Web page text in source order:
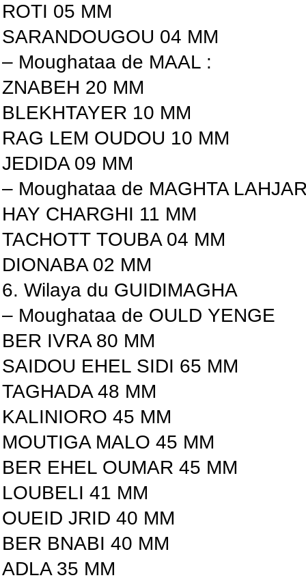
ROTI 05 MM
SARANDOUGOU 04 MM
– Moughataa de MAAL :
ZNABEH 20 MM
BLEKHTAYER 10 MM
RAG LEM OUDOU 10 MM
JEDIDA 09 MM
– Moughataa de MAGHTA
HAY CHARGHI 11 MM
TACHOTT TOUBA 04 MM
DIONABA 02 MM
6. Wilaya du GUIDIMAGHA
– Moughataa de OULD YENGE
BER IVRA 80 MM
SAIDOU EHEL SIDI 65 MM
TAGHADA 48 MM
KALINIORO 45 MM
MOUTIGA MALO 45 MM
BER EHEL OUMAR 45 MM
LOUBELI 41 MM
OUEID JRID 40 MM
BER BNABI 40 MM
ADLA 35 MM